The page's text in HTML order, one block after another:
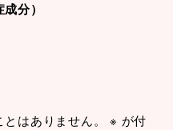
分）
はありません。 ※ が付